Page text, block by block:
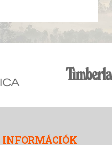
INFORMÁCIÓK